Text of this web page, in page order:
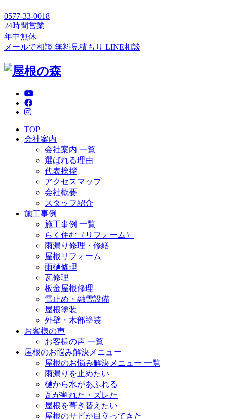
0577-33-0018
24時間営業
年中無休
メールで相談 無料見積もり LINE相談
TOP
会社案内
会社案内 一覧
選ばれる理由
代表挨拶
アクセスマップ
会社概要
スタッフ紹介
施工事例
施工事例 一覧
らく住む（リフォーム）
雨漏り修理・修繕
屋根リフォーム
雨樋修理
瓦修理
板金屋根修理
雪止め・融雪設備
屋根塗装
外壁・木部塗装
お客様の声
お客様の声 一覧
屋根のお悩み解決メニュー
屋根のお悩み解決メニュー 一覧
雨漏りを止めたい
樋から水があふれる
瓦が割れた・ズレた
屋根を葺き替えたい
屋根のサビが目立ってきた